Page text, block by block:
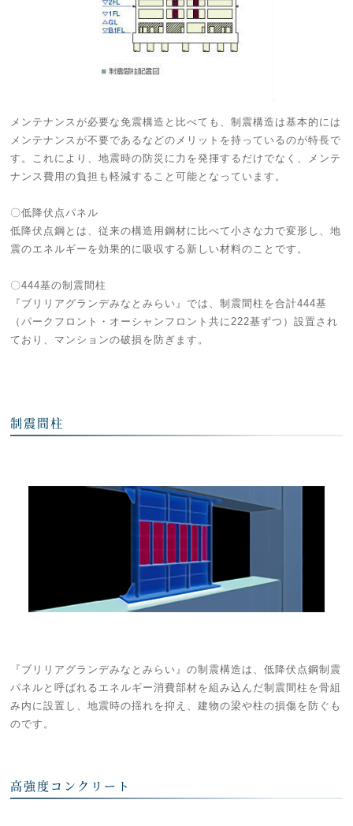
メンテナンスが必要な免震構造と比べても、制震構造は基本的には
メンテナンスが不要であるなどのメリットを持っているのが特長で
す。これにより、地震時の防災に力を発揮するだけでなく、メンテ
ナンス費用の負担も軽減すること可能となっています。
〇低降伏点パネル
低降伏点鋼とは、従来の構造用鋼材に比べて小さな力で変形し、地
震のエネルギーを効果的に吸収する新しい材料のことです。
〇444基の制震間柱
『ブリリアグランデみなとみらい』では、制震間柱を合計444基
（パークフロント・オーシャンフロント共に222基ずつ）設置され
ており、マンションの破損を防ぎます。
制震間柱
『ブリリアグランデみなとみらい』の制震構造は、低降伏点鋼制震
パネルと呼ばれるエネルギー消費部材を組み込んだ制震間柱を骨組
み内に設置し、地震時の揺れを抑え、建物の梁や柱の損傷を防ぐも
のです。
高強度コンクリート